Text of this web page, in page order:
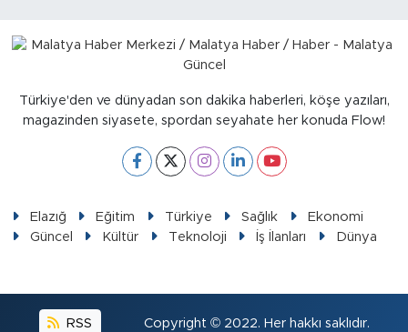
Türkiye'den ve dünyadan son dakika haberleri, köşe yazıları,
magazinden siyasete, spordan seyahate her konuda Flow!
Elazığ Eğitim Türkiye Sağlık
Ekonomi
Güncel
Kültür Teknoloji İş İlanları Dünya
RSS Copyright © 2022. Her hakkı saklıdır.